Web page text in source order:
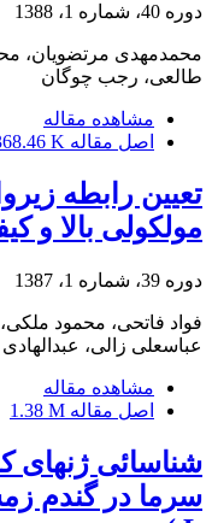
دوره 40، شماره 1، 1388
محمدمهدی مرتضویان،
طالعی، رجب چوگان
مشاهده مقاله
اصل مقاله K
تعیین رابطه
مولکولی بالا و
دوره 39، شماره 1، 1387
فواد فاتحی، محمود
عباسعلی زالی،
مشاهده مقاله
اصل مقاله 1.38 M
شناسائی ژن‏های